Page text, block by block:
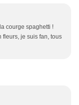
courge spaghetti !
fleurs, je suis fan, tous